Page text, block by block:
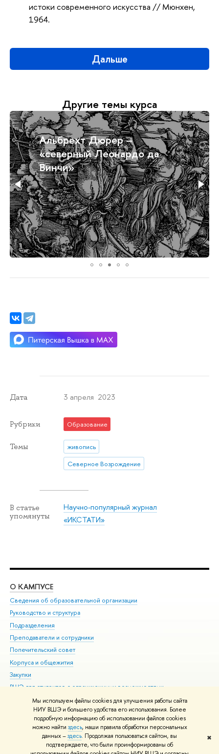
Мы используем файлы cookies для улучшения работы сайта
НИУ ВШЭ и большего удобства его использования. Более
подробную информацию об использовании файлов cookies
можно найти здесь, наши правила обработки персональных
данных –здесь. Продолжая пользоваться сайтом, вы
подтверждаете, что были проинформированы об
✖
истоки современного искусства // Мюнхен,
1964.
Дальше
Другие темы курса
Брейгели: какие они?
Мужицкий, адский,
бархатный
Дата 3 апреля 2023
Рубрики Образование
Темы
живопись
Северное Возрождение
В статье
упомянуты
Научно-популярный журнал
«ИКСТАТИ»
О КАМПУСЕ
Сведения об образовательной организации
Руководство и структура
Подразделения
Преподаватели и сотрудники
Попечительский совет
Корпуса и общежития
Закупки
ВШЭ для студентов с ограниченными возможностями
здоровья и инвалидностью
Версия для слабовидящих
Единая платежная страница